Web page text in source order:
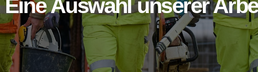
Eine Auswahl unserer